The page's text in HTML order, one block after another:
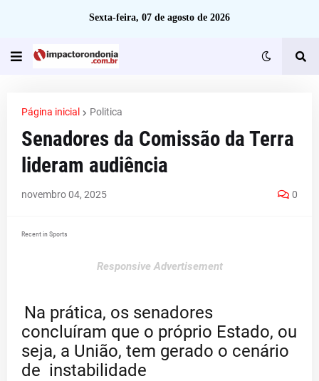
Sexta-feira, 07 de agosto de 2026
Página inicial Politica
Senadores da Comissão da Terra
lideram audiência
novembro 04, 2025 0
Recent in Sports
Responsive Advertisement
Na prática, os senadores
concluíram que o próprio Estado, ou
seja, a União, tem gerado o cenário
de instabilidade